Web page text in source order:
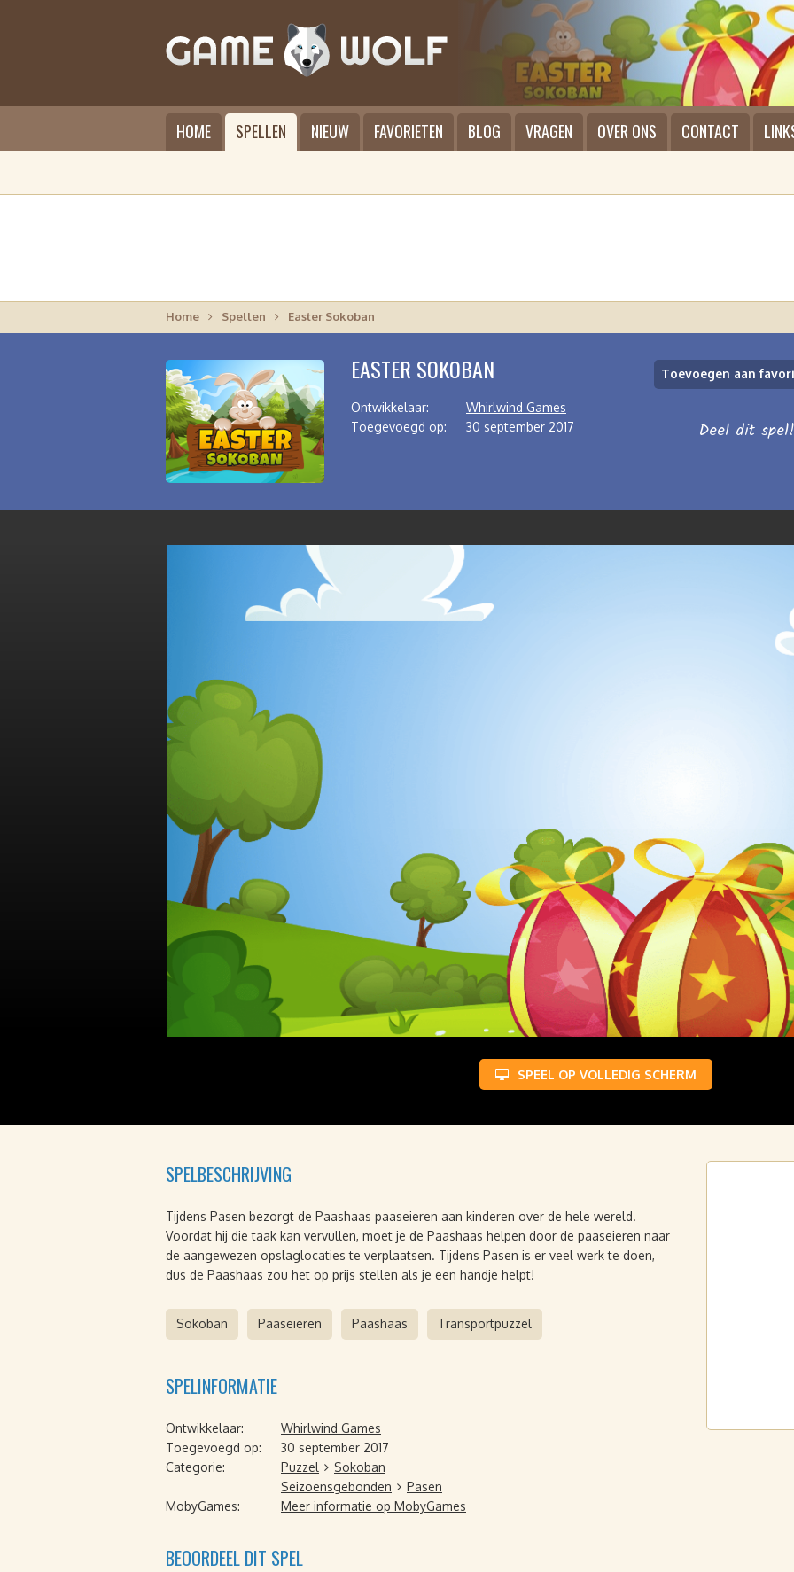
HOME SPELLEN NIEUW FAVORIETEN BLOG VRAGEN OVER ONS CONTACT
Home Spellen Easter Sokoban
EASTER SOKOBAN
Ontwikkelaar:
Whirlwind Games
Toegevoegd op:
30 september 2017
Toevoegen aan
Deel dit spel!
SPEEL OP VOLLEDIG SCHERM
SPELBESCHRIJVING
Tijdens Pasen bezorgt de Paashaas paaseieren aan kinderen over de hele wereld.
Voordat hij die taak kan vervullen, moet je de Paashaas helpen door de paaseieren naar
de aangewezen opslaglocaties te verplaatsen. Tijdens Pasen is er veel werk te doen,
dus de Paashaas zou het op prijs stellen als je een handje helpt!
Sokoban Paaseieren Paashaas Transportpuzzel
SPELINFORMATIE
Ontwikkelaar:
Whirlwind Games
Toegevoegd op:
30 september 2017
Categorie:
Puzzel
Sokoban
Seizoensgebonden
Pasen
MobyGames:
Meer informatie op MobyGames
BEOORDEEL DIT SPEL